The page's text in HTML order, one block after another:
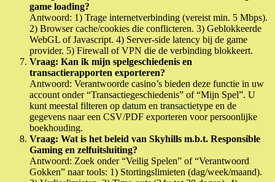
game loading?
Antwoord: 1) Trage internetverbinding (vereist min. 5 Mbps).
2) Browser cache/cookies die conflicteren. 3) Geblokkeerde
WebGL of Javascript. 4) Server-side latency bij de game
provider. 5) Firewall of VPN die de verbinding blokkeert.
Vraag: Kan ik mijn spelgeschiedenis en
transactierapporten exporteren?
Antwoord: Verantwoorde casino’s bieden deze functie in uw
account onder “Transactiegeschiedenis” of “Mijn Spel”. U
kunt meestal filteren op datum en transactietype en de
gegevens naar een CSV/PDF exporteren voor persoonlijke
boekhouding.
Vraag: Wat is het beleid van Skyhills m.b.t. Responsible
Gaming en zelfuitsluiting?
Antwoord: Zoek onder “Veilig Spelen” of “Verantwoord
Gokken” naar tools: 1) Stortingslimieten (dag/week/maand).